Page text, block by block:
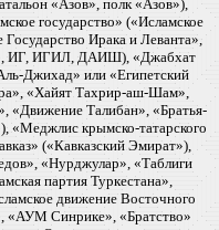
«Азов», полк «Азов»),
государство» («Исламское
Ирака и Леванта»,
ИГ, ИГИЛ, ДАИШ), «Джабхат
Джихад» или «Египетский
«Хайят Тахрир-аш-Шам»,
Талибан», «Братья-
«Меджлис крымско-татарского
(«Кавказский Эмират»),
«Нурджулар», «Таблиги
партия Туркестана»,
движение Восточного
Синрике», «Братство»